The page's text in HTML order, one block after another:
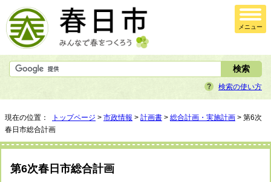
メニュー
検索の使い方
現在の位置： トップページ > 市政情報 > 計画書 > 総合計画・実施計画 > 第6次
春日市総合計画
第6次春日市総合計画